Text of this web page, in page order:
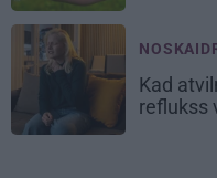
Kad
reflukss